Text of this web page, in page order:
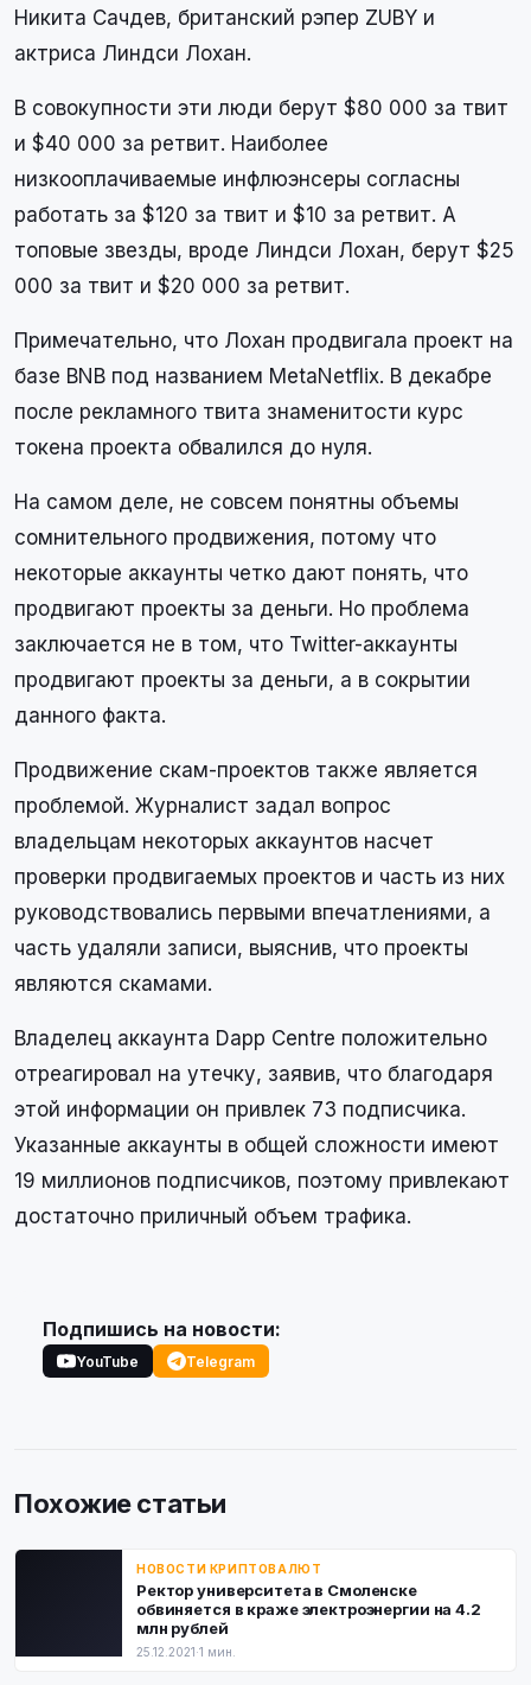
Никита Сачдев, британский рэпер ZUBY и
актриса Линдси Лохан.
В совокупности эти люди берут $80 000 за твит
и $40 000 за ретвит. Наиболее
низкооплачиваемые инфлюэнсеры согласны
работать за $120 за твит и $10 за ретвит. А
топовые звезды, вроде Линдси Лохан, берут $25
000 за твит и $20 000 за ретвит.
Примечательно, что Лохан продвигала проект на
базе BNB под названием MetaNetflix. В декабре
после рекламного твита знаменитости курс
токена проекта обвалился до нуля.
На самом деле, не совсем понятны объемы
сомнительного продвижения, потому что
некоторые аккаунты четко дают понять, что
продвигают проекты за деньги. Но проблема
заключается не в том, что Twitter-аккаунты
продвигают проекты за деньги, а в сокрытии
данного факта.
Продвижение скам-проектов также является
проблемой. Журналист задал вопрос
владельцам некоторых аккаунтов насчет
проверки продвигаемых проектов и часть из них
руководствовались первыми впечатлениями, а
часть удаляли записи, выяснив, что проекты
являются скамами.
Владелец аккаунта Dapp Centre положительно
отреагировал на утечку, заявив, что благодаря
этой информации он привлек 73 подписчика.
Указанные аккаунты в общей сложности имеют
19 миллионов подписчиков, поэтому привлекают
достаточно приличный объем трафика.
Подпишись на новости:
YouTube Telegram
Похожие статьи
НОВОСТИ КРИПТОВАЛЮТ
Ректор университета в Смоленске
обвиняется в краже электроэнергии на 4.2
млн рублей
25.12.2021·1 мин.